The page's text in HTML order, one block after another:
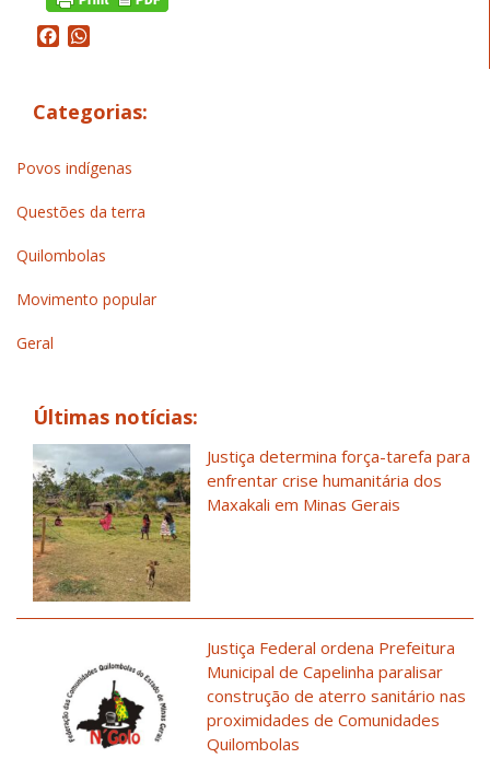
Facebook
Categorias:
Povos indígenas
Questões da terra
Quilombolas
Movimento popular
Geral
Últimas notícias:
Justiça determina força-tarefa para
enfrentar crise humanitária dos
Maxakali em Minas Gerais
Justiça Federal ordena Prefeitura
Municipal de Capelinha paralisar
construção de aterro sanitário nas
proximidades de Comunidades
Quilombolas